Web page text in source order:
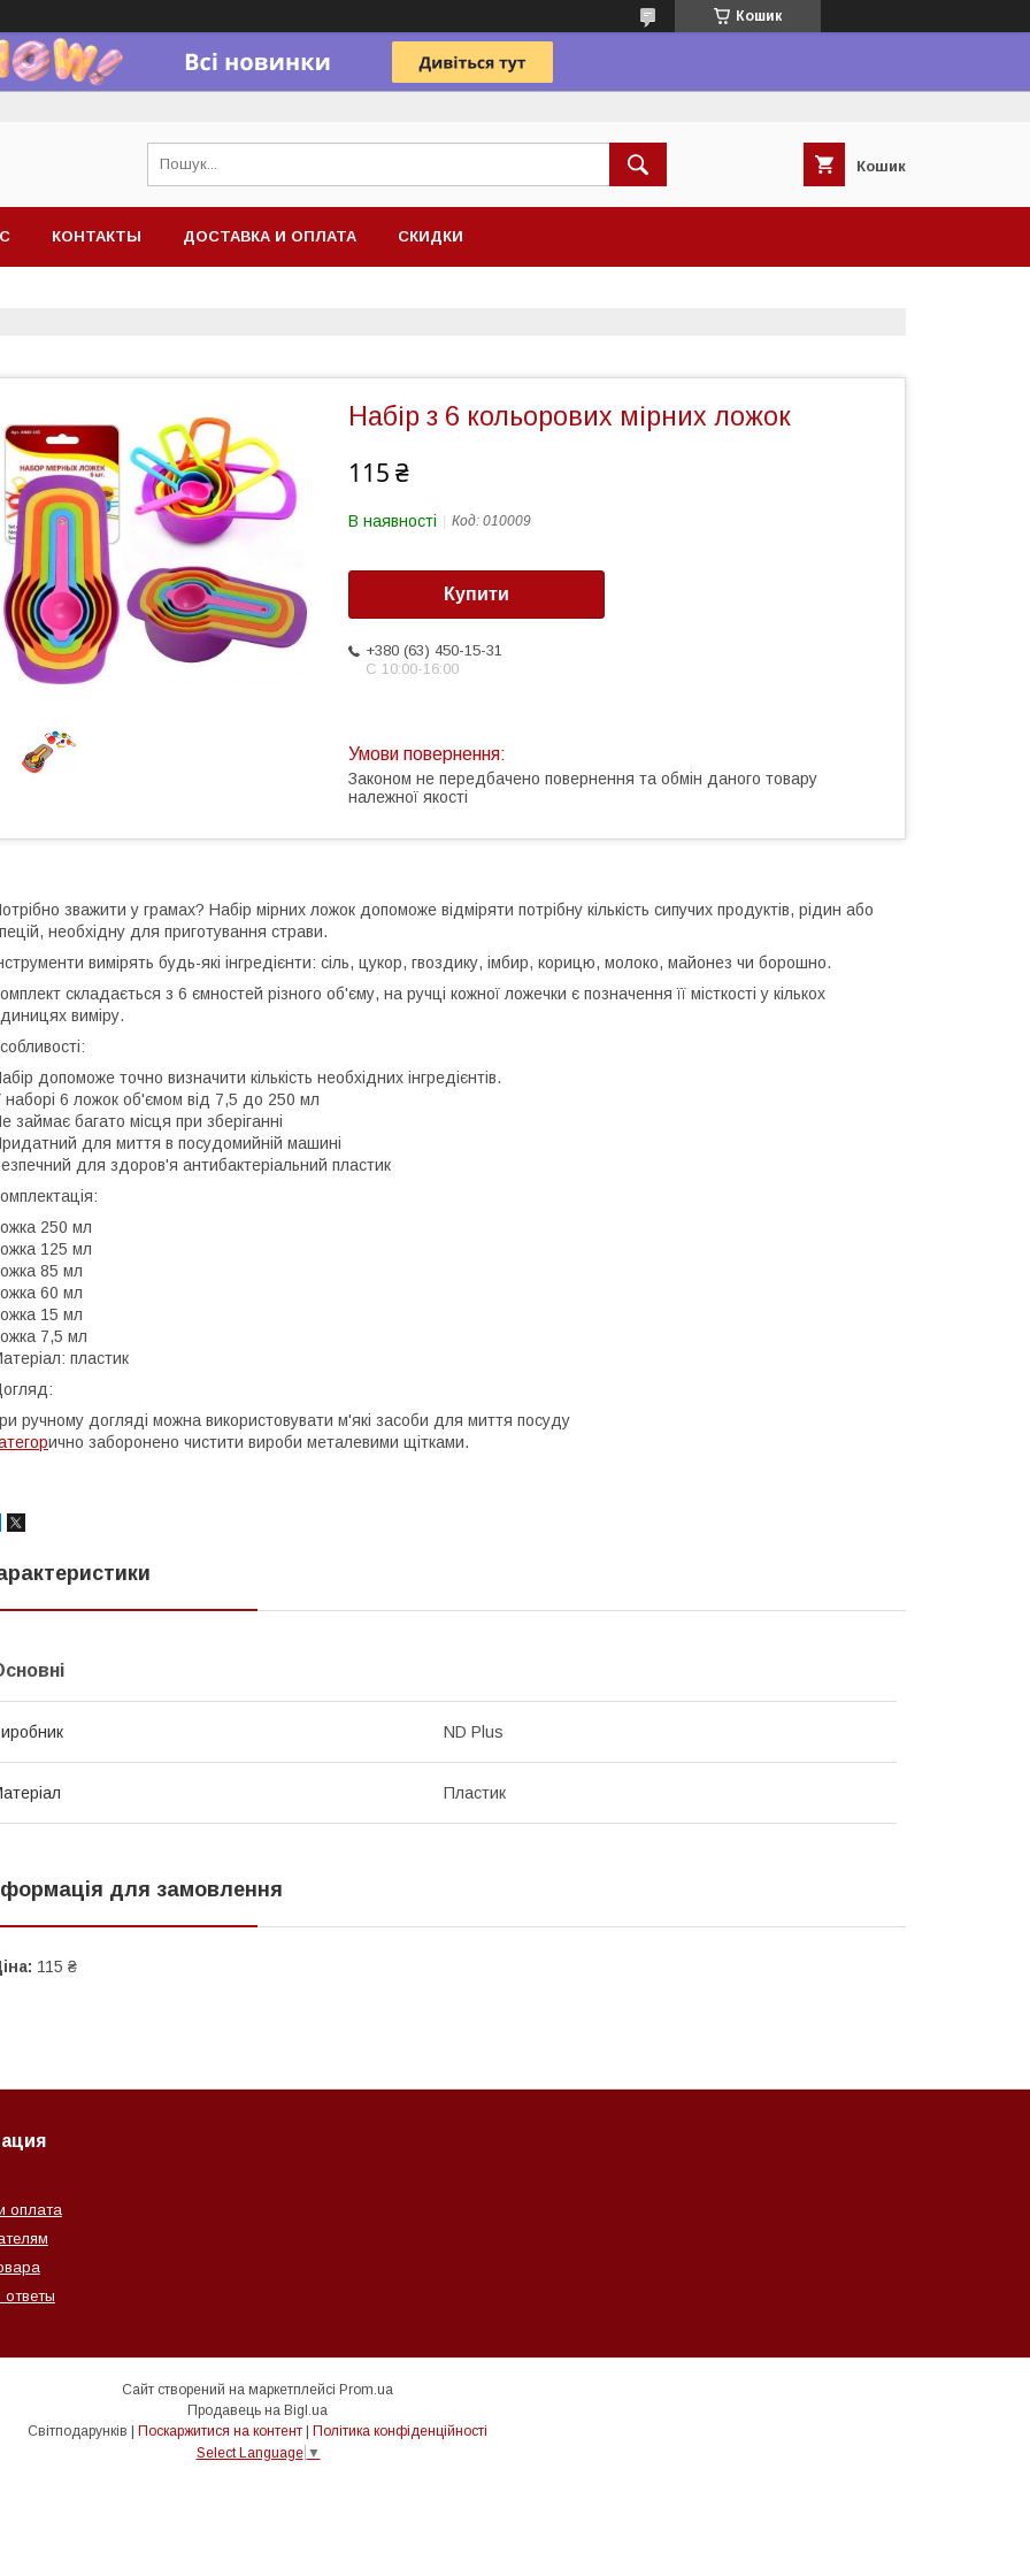
Кошик
Кошик
КОНТАКТЫ ДОСТАВКА И ОПЛАТА СКИДКИ
Набір з 6 кольорових мірних ложок
115 ₴
В наявності Код: 010009
Купити
+380 (63) 450-15-31
С 10:00-16:00
Законом не передбачено повернення та обмін даного товару
належної якості
зважити у грамах? Набір мірних ложок допоможе відміряти потрібну кількість сипучих продуктів, рідин або
необхідну для приготування страви.
вимірять будь-які інгредієнти: сіль, цукор, гвоздику, імбир, корицю, молоко, майонез чи борошно.
складається з 6 ємностей різного об'єму, на ручці кожної ложечки є позначення її місткості у кількох
виміру.
допоможе точно визначити кількість необхідних інгредієнтів.
наборі 6 ложок об'ємом від 7,5 до 250 мл
займає багато місця при зберіганні
для миття в посудомийній машині
для здоров'я антибактеріальний пластик
250 мл
125 мл
85 мл
60 мл
15 мл
7,5 мл
пластик
ручному догляді можна використовувати м'які засоби для миття посуду
ично заборонено чистити вироби металевими щітками.
ND Plus
Пластик
для замовлення
115 ₴
оплата
Сайт створений на маркетплейсі Prom.ua
Продавець на Bigl.ua
Поскаржитися на контент
Політика конфіденційності
Select Language ▼